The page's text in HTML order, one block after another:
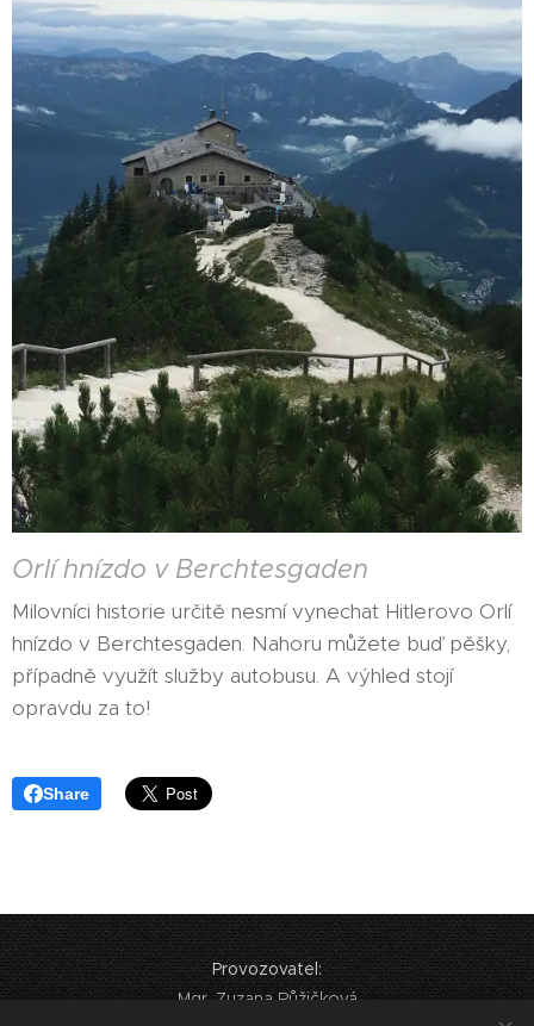
Orlí hnízdo v Berchtesgaden
Milovníci historie určitě nesmí vynechat Hitlerovo Orlí
hnízdo v Berchtesgaden. Nahoru můžete buď pěšky,
případně využít služby autobusu. A výhled stojí
opravdu za to!
Share
Provozovatel:
Mgr. Zuzana Růžičková